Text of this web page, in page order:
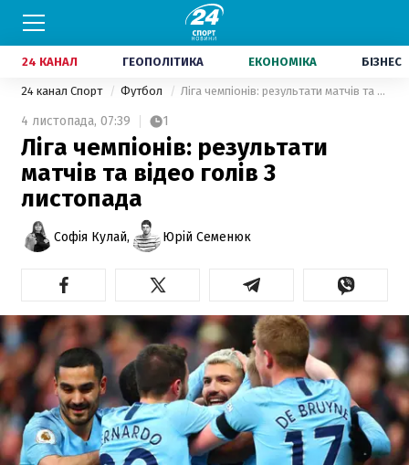
24 КАНАЛ ГЕОПОЛІТИКА ЕКОНОМІКА БІЗНЕС
24 канал Спорт Футбол Ліга чемпіонів: результати матчів та відео голів 3 листопада
4 листопада, 07:39 1
Ліга чемпіонів: результати
матчів та відео голів 3
листопада
Софія Кулай, Юрій Семенюк